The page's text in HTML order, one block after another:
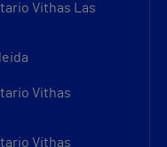
Vithas Las
Vithas
Vithas